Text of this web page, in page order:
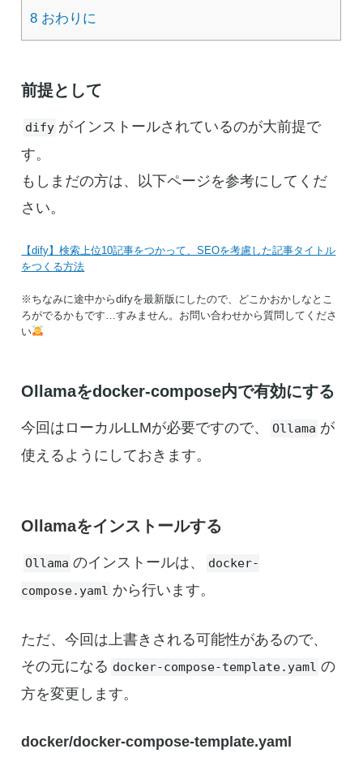
8 おわりに
前提として
dify がインストールされているのが大前提で
す。
もしまだの方は、以下ページを参考にしてくだ
さい。
【dify】検索上位10記事をつかって、SEOを考慮した記事タイトル
をつくる方法
※ちなみに途中からdifyを最新版にしたので、どこかおかしなとこ
ろがでるかもです…すみません。お問い合わせから質問してくださ
い
Ollamaをdocker-compose内で有効にする
今回はローカルLLMが必要ですので、 Ollama が
使えるようにしておきます。
Ollamaをインストールする
Ollama のインストールは、
docker-
compose.yaml から行います。
ただ、今回は上書きされる可能性があるので、
その元になる docker-compose-template.yaml の
方を変更します。
docker/docker-compose-template.yaml